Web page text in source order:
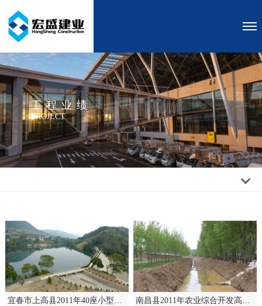
工程业绩
PROJECT
宜春市上高县2011年40座小型水库除险加固工程 南昌县2011年农业综合开发高标准农田建设示范工程